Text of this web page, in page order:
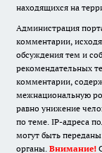
находящихся на
Администрация
комментарии,
обсуждения тем и
рекомендательных
комментарии,
межнациональную
равно унижение
по теме. IP-адреса
могут быть
органы. Внимание!